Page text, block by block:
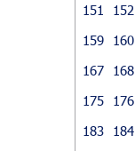
151
152
159
160
167
168
175
176
183
184